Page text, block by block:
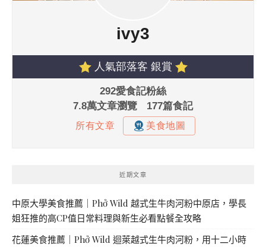
近期文章
中原大學美食推薦｜Phở Wild 越式生牛肉河粉中原店，學長
姐狂推的高CP值日常料理與新生必看點餐全攻略
花蓮美食推薦｜Phở Wild 迴萊越式生牛肉河粉，用十二小時